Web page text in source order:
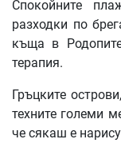
Спокойните
разходки по
къща в
терапия.
Гръцките
техните големи
че сякаш е